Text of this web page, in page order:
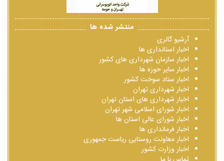
منتشر شده ها
آرشیو گالری
اخبار استانداری ها
اخبار سازمان شهرداری های کشور
اخبار سایر حوزه ها
اخبار ستاد سوخت کشور
اخبار شهرداری تهران
اخبار شهرداری های استان تهران
اخبار شورای اسلامی شهر تهران
اخبار شورای عالی استان ها
اخبار فرمانداری ها
اخبار معاونت روستایی ریاست جمهوری
اخبار وزارت کشور